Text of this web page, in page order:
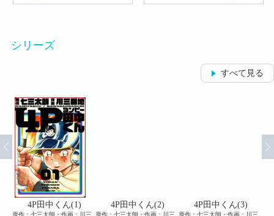
シリーズ
すべて見る
4P田中くん(1)
原作：七三太朗・作画：川三
4P田中くん(2)
原作：七三太朗・作画：川三
4P田中くん(3)
原作：七三太朗・作画：川三